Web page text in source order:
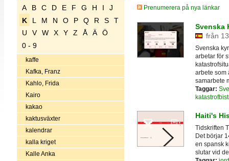
A B C D E F G H I
J
K
L M N O P Q R S
T
U
V W X Y Z Å Ä
Ö
0 - 9
kaffe
Kafka, Franz
Kahlo, Frida
Kairo
kakao
kaktusväxter
kalendrar
kalla kriget
Kalle Anka
Prenumerera på nya länkar
Svenska
från
Svenska
arbetar för
arbete som
samarbete
Taggar:
Haiti's
Tidskriften
Det börjar
en spansk
slutar vid